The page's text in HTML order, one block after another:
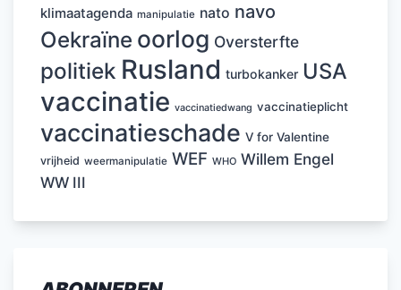
klimaatagenda manipulatie nato navo
Oekraïne oorlog Oversterfte
politiek Rusland turbokanker USA
vaccinatie vaccinatiedwang vaccinatieplicht
vaccinatieschade V for Valentine
vrijheid weermanipulatie WEF WHO Willem Engel
WW III